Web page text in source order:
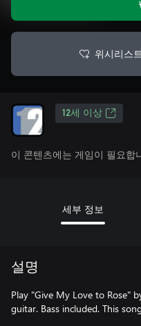
위시리스
12세 이상
이 콘텐츠에는 게임이 필요합
세부 정보
설명
Play "Give My Love to Rose"
guitar. Bass included. This